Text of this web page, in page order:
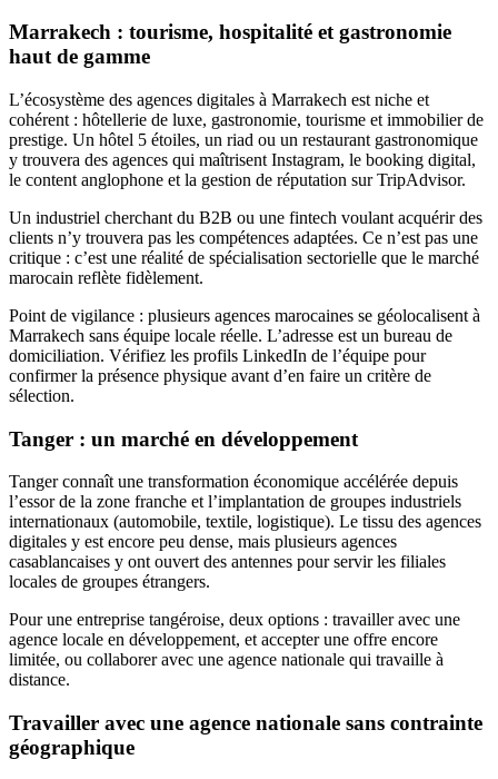
Marrakech : tourisme, hospitalité et gastronomie
haut de gamme
L’écosystème des agences digitales à Marrakech est niche et
cohérent : hôtellerie de luxe, gastronomie, tourisme et immobilier de
prestige. Un hôtel 5 étoiles, un riad ou un restaurant gastronomique
y trouvera des agences qui maîtrisent Instagram, le booking digital,
le content anglophone et la gestion de réputation sur TripAdvisor.
Un industriel cherchant du B2B ou une fintech voulant acquérir des
clients n’y trouvera pas les compétences adaptées. Ce n’est pas une
critique : c’est une réalité de spécialisation sectorielle que le marché
marocain reflète fidèlement.
Point de vigilance : plusieurs agences marocaines se géolocalisent à
Marrakech sans équipe locale réelle. L’adresse est un bureau de
domiciliation. Vérifiez les profils LinkedIn de l’équipe pour
confirmer la présence physique avant d’en faire un critère de
sélection.
Tanger : un marché en développement
Tanger connaît une transformation économique accélérée depuis
l’essor de la zone franche et l’implantation de groupes industriels
internationaux (automobile, textile, logistique). Le tissu des agences
digitales y est encore peu dense, mais plusieurs agences
casablancaises y ont ouvert des antennes pour servir les filiales
locales de groupes étrangers.
Pour une entreprise tangéroise, deux options : travailler avec une
agence locale en développement, et accepter une offre encore
limitée, ou collaborer avec une agence nationale qui travaille à
distance.
Travailler avec une agence nationale sans contrainte
géographique